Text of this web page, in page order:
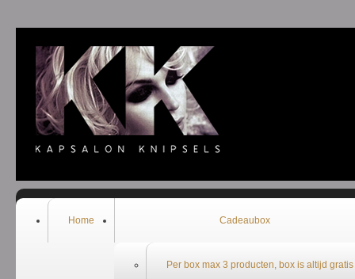
Home Cadeaubox
Per box max 3 producten, box is altijd gratis